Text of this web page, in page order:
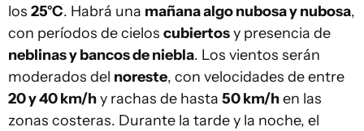
los 25°C. Habrá una mañana algo nubosa y nubosa,
con períodos de cielos cubiertosy presencia de
neblinas y bancos de niebla. Los vientos serán
moderados del noreste, con velocidades de entre
20 y 40 km/hy rachas de hasta 50 km/hen las
zonas costeras. Durante la tarde y la noche, el